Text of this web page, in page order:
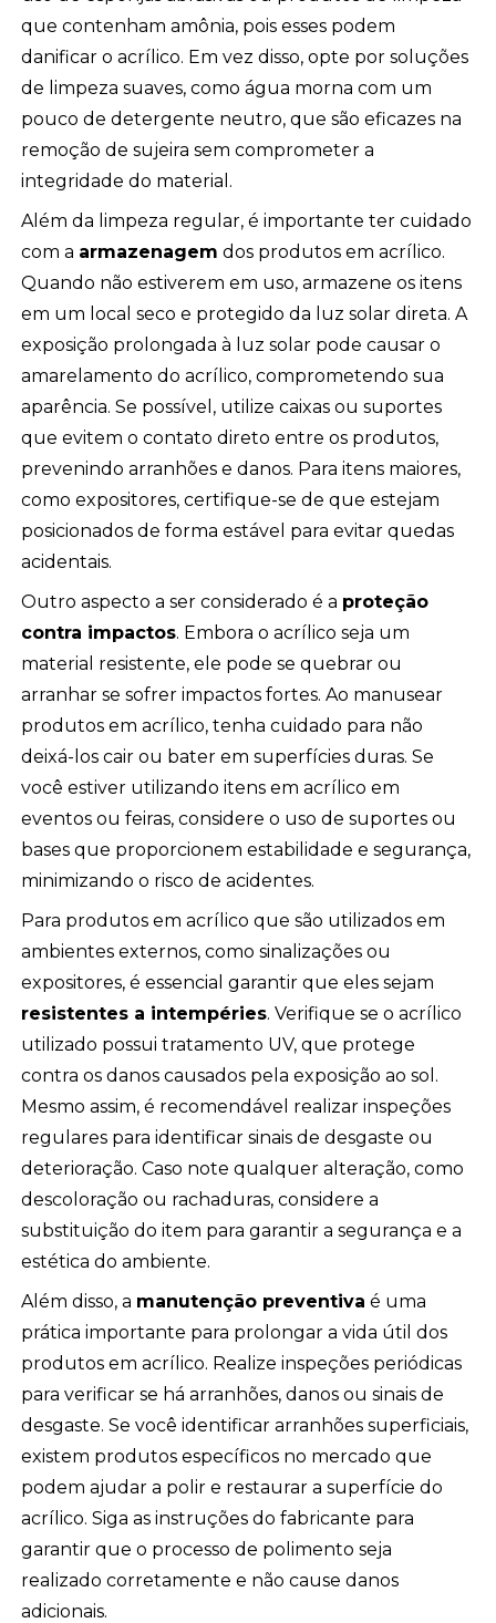
que contenham amônia, pois esses podem
danificar o acrílico. Em vez disso, opte por soluções
de limpeza suaves, como água morna com um
pouco de detergente neutro, que são eficazes na
remoção de sujeira sem comprometer a
integridade do material.
Além da limpeza regular, é importante ter cuidado
com a armazenagem dos produtos em acrílico.
Quando não estiverem em uso, armazene os itens
em um local seco e protegido da luz solar direta. A
exposição prolongada à luz solar pode causar o
amarelamento do acrílico, comprometendo sua
aparência. Se possível, utilize caixas ou suportes
que evitem o contato direto entre os produtos,
prevenindo arranhões e danos. Para itens maiores,
como expositores, certifique-se de que estejam
posicionados de forma estável para evitar quedas
acidentais.
Outro aspecto a ser considerado é a proteção
contra impactos. Embora o acrílico seja um
material resistente, ele pode se quebrar ou
arranhar se sofrer impactos fortes. Ao manusear
produtos em acrílico, tenha cuidado para não
deixá-los cair ou bater em superfícies duras. Se
você estiver utilizando itens em acrílico em
eventos ou feiras, considere o uso de suportes ou
bases que proporcionem estabilidade e segurança,
minimizando o risco de acidentes.
Para produtos em acrílico que são utilizados em
ambientes externos, como sinalizações ou
expositores, é essencial garantir que eles sejam
resistentes a intempéries. Verifique se o acrílico
utilizado possui tratamento UV, que protege
contra os danos causados pela exposição ao sol.
Mesmo assim, é recomendável realizar inspeções
regulares para identificar sinais de desgaste ou
deterioração. Caso note qualquer alteração, como
descoloração ou rachaduras, considere a
substituição do item para garantir a segurança e a
estética do ambiente.
Além disso, a manutenção preventiva é uma
prática importante para prolongar a vida útil dos
produtos em acrílico. Realize inspeções periódicas
para verificar se há arranhões, danos ou sinais de
desgaste. Se você identificar arranhões superficiais,
existem produtos específicos no mercado que
podem ajudar a polir e restaurar a superfície do
acrílico. Siga as instruções do fabricante para
garantir que o processo de polimento seja
realizado corretamente e não cause danos
adicionais.